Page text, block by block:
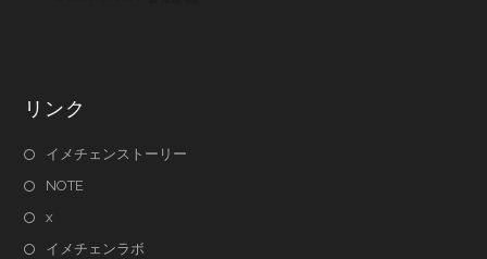
リンク
イメチェンストーリー
NOTE
x
イメチェンラボ